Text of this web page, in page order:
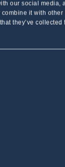
our social media,
it with other
they’ve collected
si